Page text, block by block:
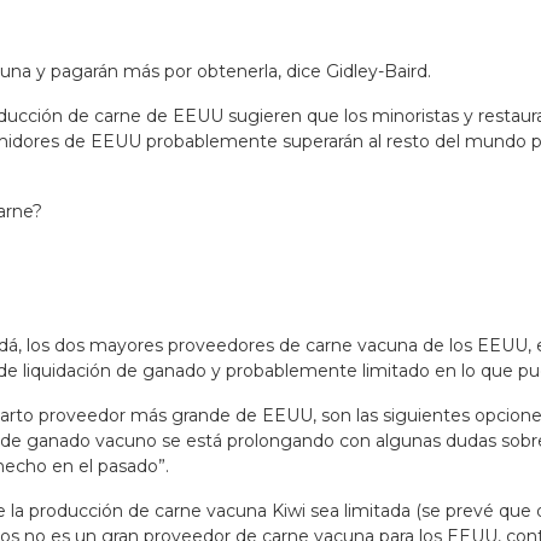
y pagarán más por obtenerla, dice Gidley-Baird.
de carne de EEUU sugieren que los minoristas y
de EEUU probablemente superarán al resto del mundo
los dos mayores proveedores de carne vacuna de los
liquidación de ganado y probablemente limitado en lo que
proveedor más grande de EEUU, son las siguientes
ganado vacuno se está prolongando con algunas dudas
en el pasado”.
producción de carne vacuna Kiwi sea limitada (se prevé que
no es un gran proveedor de carne vacuna para los EEUU,